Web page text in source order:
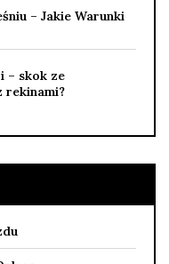
– Jakie Warunki
– skok ze
rekinami?